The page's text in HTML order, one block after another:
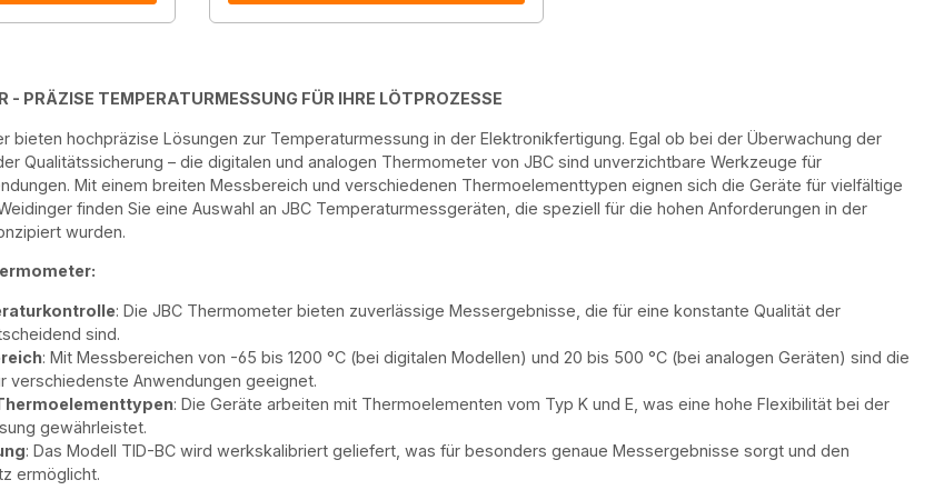
- PRÄZISE TEMPERATURMESSUNG FÜR IHRE LÖTPROZESSE
bieten hochpräzise Lösungen zur Temperaturmessung in der Elektronikfertigung. Egal ob bei der Überwachung der
Qualitätssicherung – die digitalen und analogen Thermometer von JBC sind unverzichtbare Werkzeuge für
Mit einem breiten Messbereich und verschiedenen Thermoelementtypen eignen sich die Geräte für vielfältige
finden Sie eine Auswahl an JBC Temperaturmessgeräten, die speziell für die hohen Anforderungen in der
wurden.
: Die JBC Thermometer bieten zuverlässige Messergebnisse, die für eine konstante Qualität der
sind.
: Mit Messbereichen von -65 bis 1200 °C (bei digitalen Modellen) und 20 bis 500 °C (bei analogen Geräten) sind die
verschiedenste Anwendungen geeignet.
: Die Geräte arbeiten mit Thermoelementen vom Typ K und E, was eine hohe Flexibilität bei der
gewährleistet.
: Das Modell TID-BC wird werkskalibriert geliefert, was für besonders genaue Messergebnisse sorgt und den
ermöglicht.